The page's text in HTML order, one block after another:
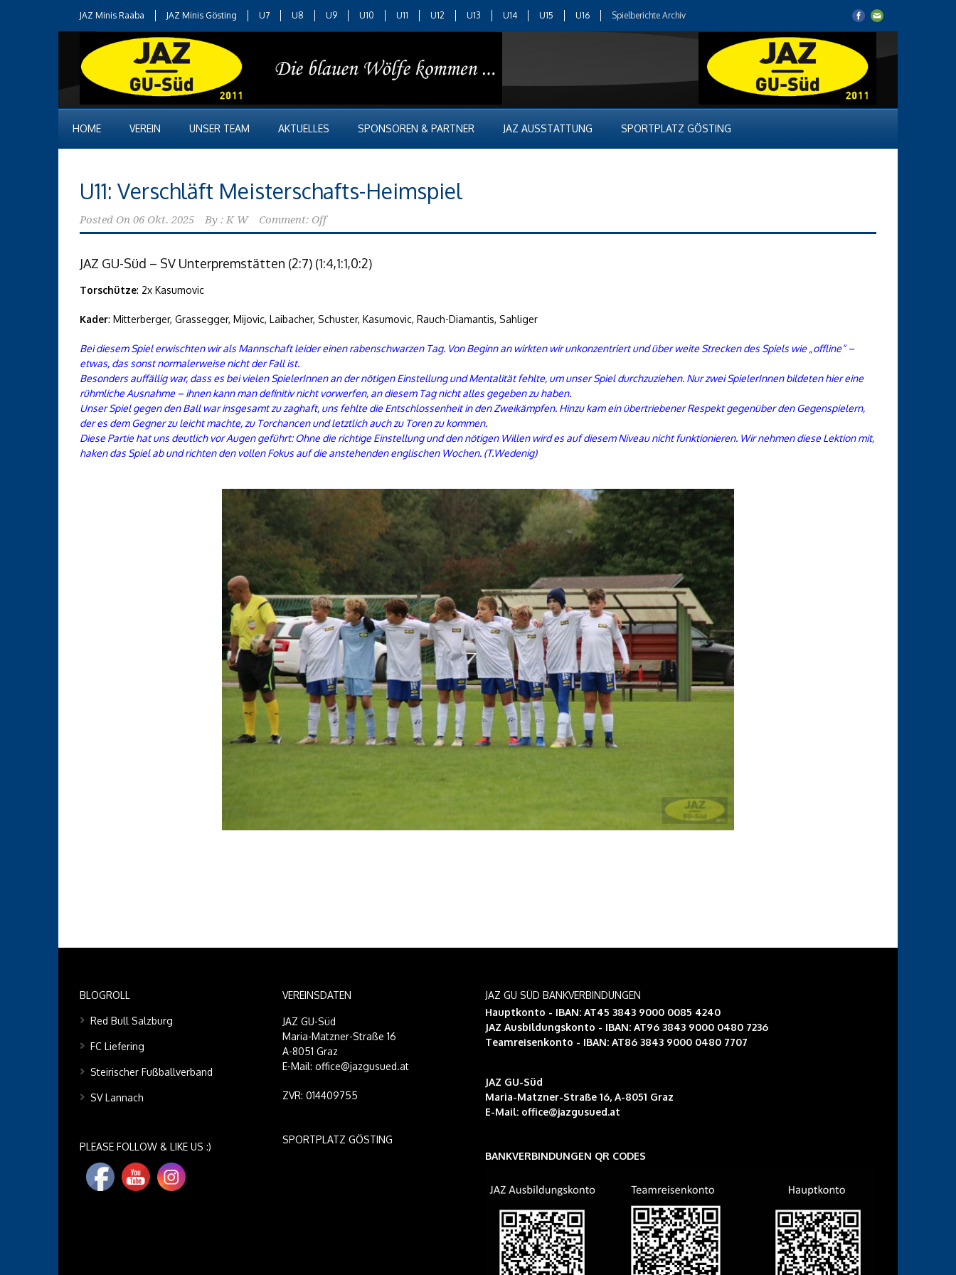
JAZ Minis Raaba JAZ Minis Gösting U7 U8 U9 U10 U11 U12 U13 U14 U15 U16 Spielberichte Archiv
HOME VEREIN UNSER TEAM AKTUELLES SPONSOREN & PARTNER JAZ AUSSTATTUNG SPORTPLATZ GÖSTING
U11: Verschläft Meisterschafts-Heimspiel
Posted On 06 Okt. 2025 By : K W Comment: Off
JAZ GU-Süd – SV Unterpremstätten (2:7) (1:4,1:1,0:2)
Torschütze: 2x Kasumovic
Kader: Mitterberger, Grassegger, Mijovic, Laibacher, Schuster, Kasumovic, Rauch-Diamantis, Sahliger
Bei diesem Spiel erwischten wir als Mannschaft leider einen rabenschwarzen Tag. Von Beginn an wirkten wir unkonzentriert und über weite Strecken des Spiels wie „offline“ –
etwas, das sonst normalerweise nicht der Fall ist.
Besonders auffällig war, dass es bei vielen SpielerInnen an der nötigen Einstellung und Mentalität fehlte, um unser Spiel durchzuziehen. Nur zwei SpielerInnen bildeten hier eine
rühmliche Ausnahme – ihnen kann man definitiv nicht vorwerfen, an diesem Tag nicht alles gegeben zu haben.
Unser Spiel gegen den Ball war insgesamt zu zaghaft, uns fehlte die Entschlossenheit in den Zweikämpfen. Hinzu kam ein übertriebener Respekt gegenüber den Gegenspielern,
der es dem Gegner zu leicht machte, zu Torchancen und letztlich auch zu Toren zu kommen.
Diese Partie hat uns deutlich vor Augen geführt: Ohne die richtige Einstellung und den nötigen Willen wird es auf diesem Niveau nicht funktionieren. Wir nehmen diese Lektion mit,
haken das Spiel ab und richten den vollen Fokus auf die anstehenden englischen Wochen. (T.Wedenig)
BLOGROLL
Red Bull Salzburg
FC Liefering
Steirischer Fußballverband
SV Lannach
PLEASE FOLLOW & LIKE US :)
VEREINSDATEN
JAZ GU-Süd
Maria-Matzner-Straße 16
A-8051 Graz
E-Mail: office@jazgusued.at
ZVR: 014409755
SPORTPLATZ GÖSTING
JAZ GU SÜD BANKVERBINDUNGEN
Hauptkonto - IBAN: AT45 3843 9000 0085 4240
JAZ Ausbildungskonto - IBAN: AT96 3843 9000 0480 7236
Teamreisenkonto - IBAN: AT86 3843 9000 0480 7707
JAZ GU-Süd
Maria-Matzner-Straße 16, A-8051 Graz
E-Mail: office@jazgusued.at
BANKVERBINDUNGEN QR CODES